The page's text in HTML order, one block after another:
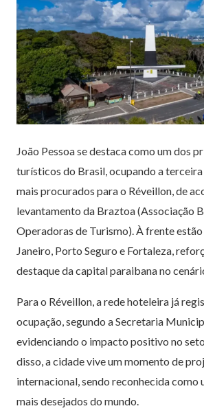
João Pessoa se destaca como um dos
turísticos do Brasil, ocupando a
mais procurados para o Réveillon, de
levantamento da Braztoa (Associação
Operadoras de Turismo). À frente estão
Janeiro, Porto Seguro e Fortaleza,
destaque da capital paraibana no
Para o Réveillon, a rede hoteleira já
ocupação, segundo a Secretaria
evidenciando o impacto positivo no
disso, a cidade vive um momento de
internacional, sendo reconhecida como
mais desejados do mundo.